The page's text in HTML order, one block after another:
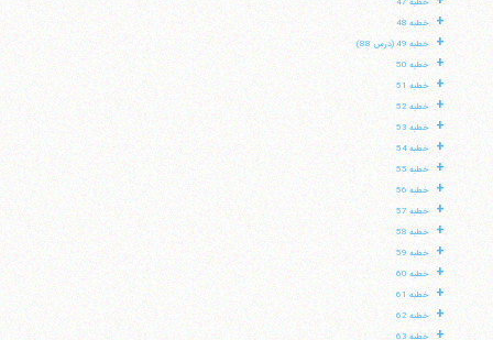
+ خطبه 48
+ خطبه 49 (درس 88)
+ خطبه 50
+ خطبه 51
+ خطبه 52
+ خطبه 53
+ خطبه 54
+ خطبه 55
+ خطبه 56
+ خطبه 57
+ خطبه 58
+ خطبه 59
+ خطبه 60
+ خطبه 61
+ خطبه 62
+ خطبه 63